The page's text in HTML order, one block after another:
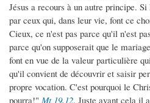
Jésus a recours à un autre principe.
par ceux qui, dans leur vie, font ce
Cieux, ce n'est pas parce qu'il n'est
parce qu'on supposerait que le
font en vue de la valeur particulière
qu'il convient de découvrir et saisir
propre vocation. C'est pourquoi le
pourra!" Mt 19,12. Juste avant cela il